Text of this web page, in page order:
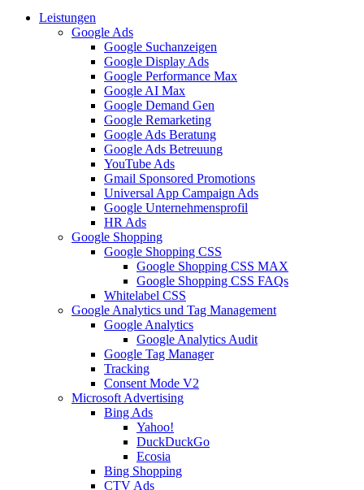
Leistungen
Google Ads
Google Suchanzeigen
Google Display Ads
Google Performance Max
Google AI Max
Google Demand Gen
Google Remarketing
Google Ads Beratung
Google Ads Betreuung
YouTube Ads
Gmail Sponsored Promotions
Universal App Campaign Ads
Google Unternehmensprofil
HR Ads
Google Shopping
Google Shopping CSS
Google Shopping CSS MAX
Google Shopping CSS FAQs
Whitelabel CSS
Google Analytics und Tag Management
Google Analytics
Google Analytics Audit
Google Tag Manager
Tracking
Consent Mode V2
Microsoft Advertising
Bing Ads
Yahoo!
DuckDuckGo
Ecosia
Bing Shopping
CTV Ads